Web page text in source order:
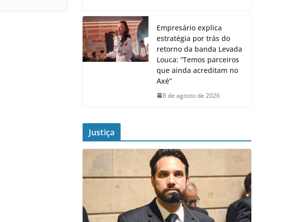
Empresário explica
estratégia por trás do
retorno da banda Levada
Louca: “Temos parceiros
que ainda acreditam no
Axé”
8 de agosto de 2026
Justiça